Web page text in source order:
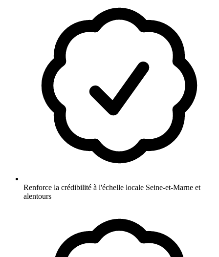
Renforce la crédibilité à l'échelle locale Seine-et-Marne et
alentours